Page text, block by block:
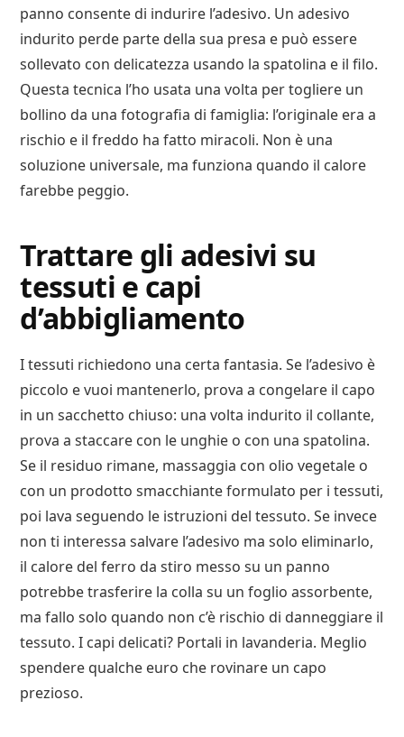
panno consente di indurire l’adesivo. Un adesivo
indurito perde parte della sua presa e può essere
sollevato con delicatezza usando la spatolina e il filo.
Questa tecnica l’ho usata una volta per togliere un
bollino da una fotografia di famiglia: l’originale era a
rischio e il freddo ha fatto miracoli. Non è una
soluzione universale, ma funziona quando il calore
farebbe peggio.
Trattare gli adesivi su
tessuti e capi
d’abbigliamento
I tessuti richiedono una certa fantasia. Se l’adesivo è
piccolo e vuoi mantenerlo, prova a congelare il capo
in un sacchetto chiuso: una volta indurito il collante,
prova a staccare con le unghie o con una spatolina.
Se il residuo rimane, massaggia con olio vegetale o
con un prodotto smacchiante formulato per i tessuti,
poi lava seguendo le istruzioni del tessuto. Se invece
non ti interessa salvare l’adesivo ma solo eliminarlo,
il calore del ferro da stiro messo su un panno
potrebbe trasferire la colla su un foglio assorbente,
ma fallo solo quando non c’è rischio di danneggiare il
tessuto. I capi delicati? Portali in lavanderia. Meglio
spendere qualche euro che rovinare un capo
prezioso.